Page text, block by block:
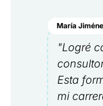
María
"Logré
Esta
mi